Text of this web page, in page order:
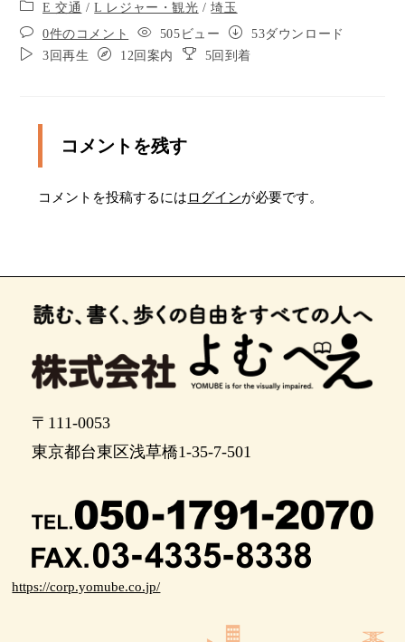
です。
ポイント9
ポイント11
10度ぐらい左に曲がります。 左側に駐車場がある
のでお気をつけください
右に曲がります。 ここから車道なので右側に寄っ
右手にデパート、マルヒロの入口、左手には大き
な駐輪場があります。
このまま200メートルぐらい直進すると目的地で
10度ぐらい左に曲がりながらも、まだ直進しま
す。
つけください。 直進します。
ポイント19
ポイント20
E 交通 /L レジャー・観光 /埼玉
0件のコメント
505ビュー
53ダウンロード
3回再生
12回案内 5回到着
コメントを残す
コメントを投稿するにはログインが必要です。
〒111-0053
東京都台東区浅草橋1-35-7-501
https://corp.yomube.co.jp/